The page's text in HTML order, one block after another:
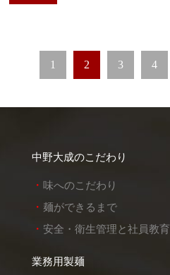
1 2 3 4
中野大成のこだわり
味へのこだわり
麺ができるまで
安全・衛生管理と社員教育
業務用製麺